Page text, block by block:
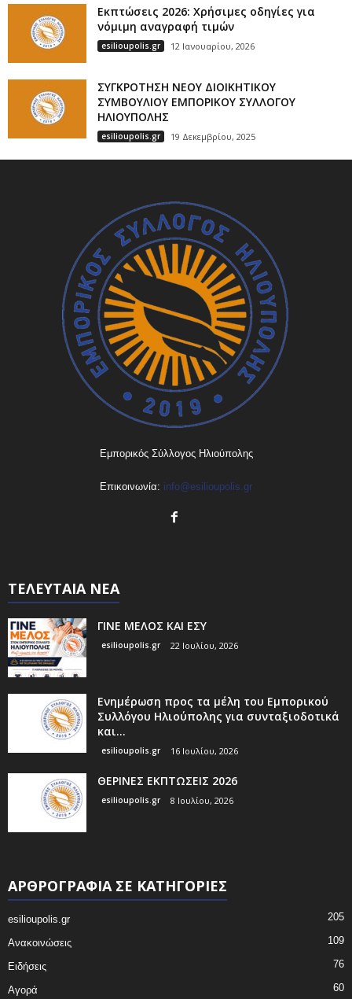
Εκπτώσεις 2026: Χρήσιμες οδηγίες για
νόμιμη αναγραφή τιμών
esilioupolis.gr 12 Ιανουαρίου, 2026
ΣΥΓΚΡΟΤΗΣΗ ΝΕΟΥ ΔΙΟΙΚΗΤΙΚΟΥ
ΣΥΜΒΟΥΛΙΟΥ ΕΜΠΟΡΙΚΟΥ ΣΥΛΛΟΓΟΥ
ΗΛΙΟΥΠΟΛΗΣ
esilioupolis.gr 19 Δεκεμβρίου, 2025
Εμπορικός Σύλλογος Ηλιούπολης
Επικοινωνία: info@esilioupolis.gr
ΤΕΛΕΥΤΑΙΑ ΝΕΑ
ΓΙΝΕ ΜΕΛΟΣ ΚΑΙ ΕΣΥ
esilioupolis.gr 22 Ιουλίου, 2026
Ενημέρωση προς τα μέλη του Εμπορικού
Συλλόγου Ηλιούπολης για συνταξιοδοτικά
και...
esilioupolis.gr 16 Ιουλίου, 2026
ΘΕΡΙΝΕΣ ΕΚΠΤΩΣΕΙΣ 2026
esilioupolis.gr 8 Ιουλίου, 2026
ΑΡΘΡΟΓΡΑΦΙΑ ΣΕ ΚΑΤΗΓΟΡΙΕΣ
esilioupolis.gr 205
Ανακοινώσεις 109
Ειδήσεις 76
Αγορά 60